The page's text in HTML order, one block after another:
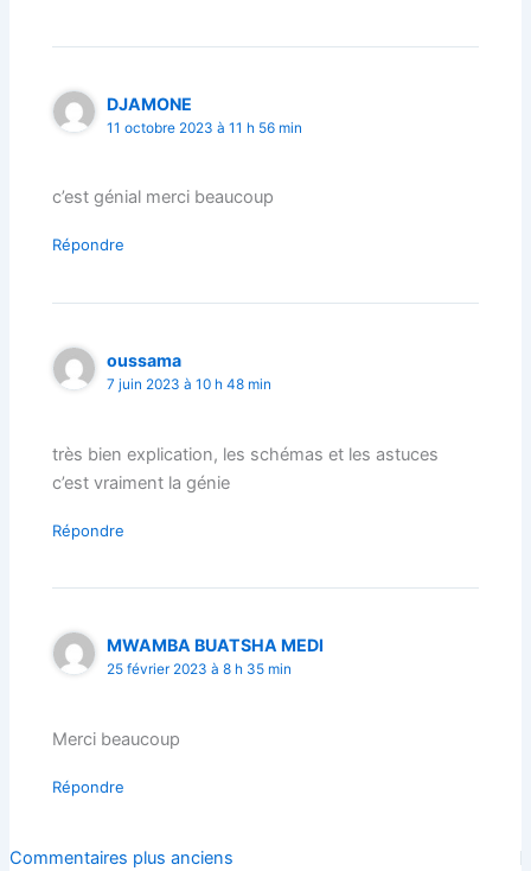
DJAMONE
11 octobre 2023 à 11 h 56 min
c’est génial merci beaucoup
Répondre
oussama
7 juin 2023 à 10 h 48 min
très bien explication, les schémas et les astuces
c’est vraiment la génie
Répondre
MWAMBA BUATSHA MEDI
25 février 2023 à 8 h 35 min
Merci beaucoup
Répondre
Commentaires
Commentaires plus anciens